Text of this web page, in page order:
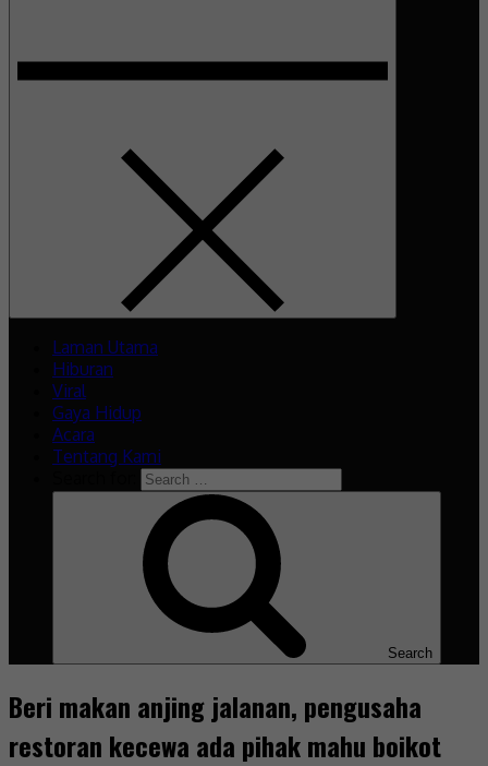
Laman Utama
Hiburan
Viral
Gaya Hidup
Acara
Tentang Kami
Search
Beri makan anjing jalanan, pengusaha
restoran kecewa ada pihak mahu boikot